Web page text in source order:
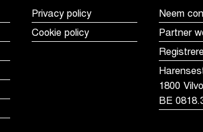
Privacy policy
Cookie policy
Neem
Partner
1800
BE